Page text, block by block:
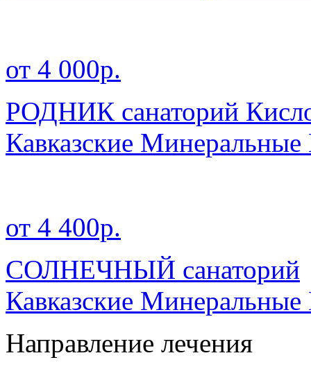
от 4 000р.
РОДНИК санаторий
Кавказские
от 4 400р.
СОЛНЕЧНЫЙ санаторий
Кавказские
Направление лечения